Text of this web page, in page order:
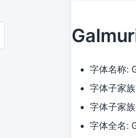
字体名称:
字体子家
字体子家
字体全名: